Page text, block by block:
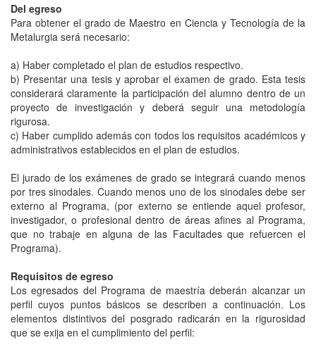
Del egreso
Para obtener el grado de Maestro en Ciencia y Tecnología de la
Metalurgia será necesario:
a) Haber completado el plan de estudios respectivo.
b) Presentar una tesis y aprobar el examen de grado. Esta tesis
considerará claramente la participación del alumno dentro de un
proyecto de investigación y deberá seguir una metodología
rigurosa.
c) Haber cumplido además con todos los requisitos académicos y
administrativos establecidos en el plan de estudios.
El jurado de los exámenes de grado se integrará cuando menos
por tres sinodales. Cuando menos uno de los sinodales debe ser
externo al Programa, (por externo se entiende aquel profesor,
investigador, o profesional dentro de áreas afines al Programa,
que no trabaje en alguna de las Facultades que refuercen el
Programa).
Requisitos de egreso
Los egresados del Programa de maestría deberán alcanzar un
perfil cuyos puntos básicos se describen a continuación. Los
elementos distintivos del posgrado radicarán en la rigurosidad
que se exija en el cumplimiento del perfil: